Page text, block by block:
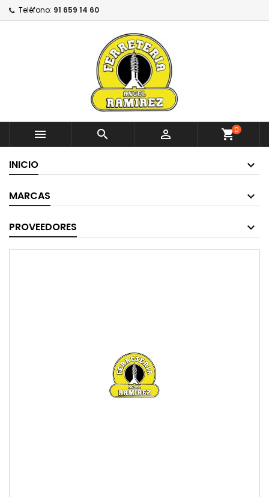
Teléfono: 91 659 14 60
   shopping_cart0
INICIO
MARCAS
PROVEEDORES